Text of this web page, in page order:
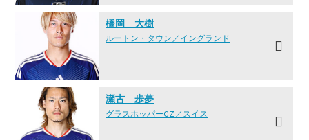
橋岡 大樹
ルートン・タウン／イングランド
瀬古 歩夢
グラスホッパーCZ／スイス